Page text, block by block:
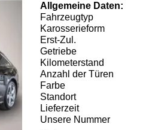
Allgemeine Daten:
Fahrzeugtyp
Karosserieform
Erst-Zul.
Getriebe
Kilometerstand
Anzahl der Türen
Farbe
Standort
Lieferzeit
Unsere Nummer